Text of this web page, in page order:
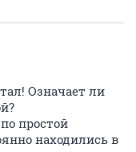
Означает ли
простой
находились в